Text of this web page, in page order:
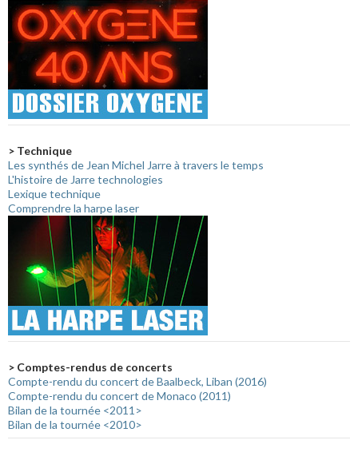
> Technique
Les synthés de Jean Michel Jarre à travers le temps
L'histoire de Jarre technologies
Lexique technique
Comprendre la harpe laser
> Comptes-rendus de concerts
Compte-rendu du concert de Baalbeck, Liban (2016)
Compte-rendu du concert de Monaco (2011)
Bilan de la tournée <2011>
Bilan de la tournée <2010>